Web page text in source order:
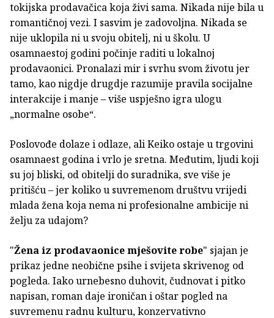
tokijska prodavačica koja živi sama. Nikada nije bila u
romantičnoj vezi. I sasvim je zadovoljna. Nikada se
nije uklopila ni u svoju obitelj, ni u školu. U
osamnaestoj godini počinje raditi u lokalnoj
prodavaonici. Pronalazi mir i svrhu svom životu jer
tamo, kao nigdje drugdje razumije pravila socijalne
interakcije i manje – više uspješno igra ulogu
„normalne osobe“.
Poslovođe dolaze i odlaze, ali Keiko ostaje u trgovini
osamnaest godina i vrlo je sretna. Međutim, ljudi koji
su joj bliski, od obitelji do suradnika, sve više je
pritišću – jer koliko u suvremenom društvu vrijedi
mlada žena koja nema ni profesionalne ambicije ni
želju za udajom?
"Žena iz prodavaonice mješovite robe" sjajan je
prikaz jedne neobične psihe i svijeta skrivenog od
pogleda. Iako urnebesno duhovit, čudnovat i pitko
napisan, roman daje ironičan i oštar pogled na
suvremenu radnu kulturu, konzervativno